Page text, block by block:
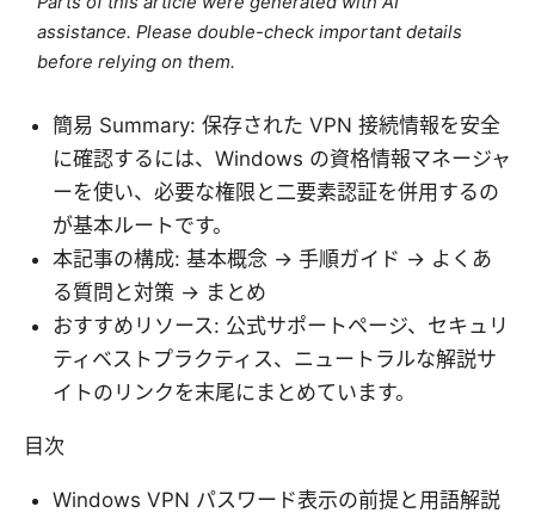
assistance. Please double-check important details
before relying on them.
簡易 Summary: 保存された VPN 接続情報を安全
に確認するには、Windows の資格情報マネージャ
ーを使い、必要な権限と二要素認証を併用するの
が基本ルートです。
本記事の構成: 基本概念 → 手順ガイド → よくあ
る質問と対策 → まとめ
おすすめリソース: 公式サポートページ、セキュリ
ティベストプラクティス、ニュートラルな解説サ
イトのリンクを末尾にまとめています。
目次
Windows VPN パスワード表示の前提と用語解説